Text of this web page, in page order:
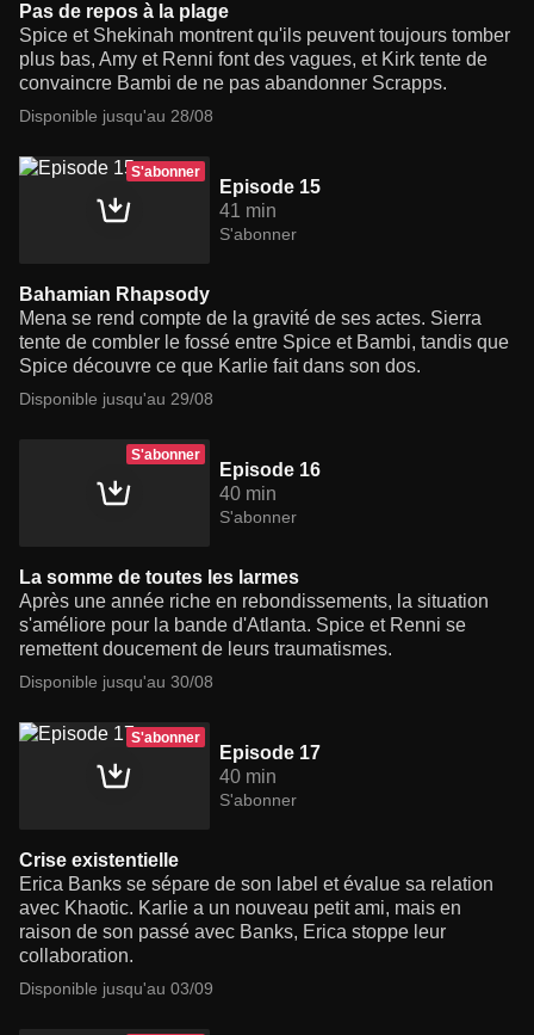
Pas de repos à la plage
Spice et Shekinah montrent qu'ils peuvent toujours tomber
plus bas, Amy et Renni font des vagues, et Kirk tente de
convaincre Bambi de ne pas abandonner Scrapps.
Disponible jusqu'au 28/08
S'abonner
Episode 15
41 min
S'abonner
Bahamian Rhapsody
Mena se rend compte de la gravité de ses actes. Sierra
tente de combler le fossé entre Spice et Bambi, tandis que
Spice découvre ce que Karlie fait dans son dos.
Disponible jusqu'au 29/08
S'abonner
Episode 16
40 min
S'abonner
La somme de toutes les larmes
Après une année riche en rebondissements, la situation
s'améliore pour la bande d'Atlanta. Spice et Renni se
remettent doucement de leurs traumatismes.
Disponible jusqu'au 30/08
S'abonner
Episode 17
40 min
S'abonner
Crise existentielle
Erica Banks se sépare de son label et évalue sa relation
avec Khaotic. Karlie a un nouveau petit ami, mais en
raison de son passé avec Banks, Erica stoppe leur
collaboration.
Disponible jusqu'au 03/09